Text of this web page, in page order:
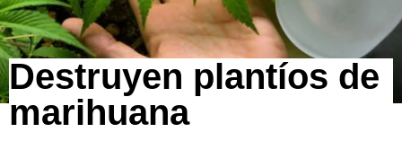
Destruyen plantíos de
marihuana